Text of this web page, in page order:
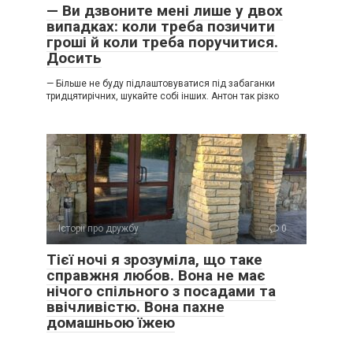
— Ви дзвоните мені лише у двох
випадках: коли треба позичити
гроші й коли треба поручитися.
Досить
— Більше не буду підлаштовуватися під забаганки
тридцятирічних, шукайте собі інших. Антон так різко
Історії про дружбу 0
Тієї ночі я зрозуміла, що таке
справжня любов. Вона не має
нічого спільного з посадами та
ввічливістю. Вона пахне
домашньою їжею